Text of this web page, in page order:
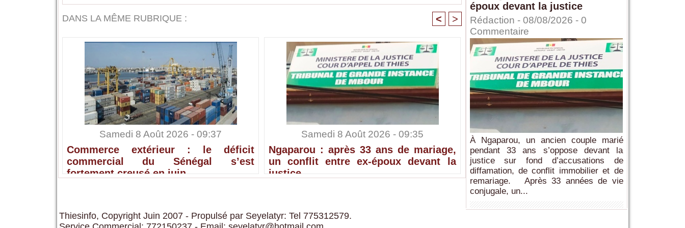
DANS LA MÊME RUBRIQUE : < >
Samedi 8 Août 2026 - 09:37
Commerce extérieur : le déficit
commercial du Sénégal s’est
fortement creusé en juin
Samedi 8 Août 2026 - 09:35
Ngaparou : après 33 ans de mariage,
un conflit entre ex-époux devant la
justice
époux devant la justice
Rédaction - 08/08/2026 - 0
Commentaire
À Ngaparou, un ancien couple marié
pendant 33 ans s’oppose devant la
justice sur fond d’accusations de
diffamation, de conflit immobilier et de
remariage. Après 33 années de vie
conjugale, un...
Thiesinfo, Copyright Juin 2007 - Propulsé par Seyelatyr: Tel 775312579.